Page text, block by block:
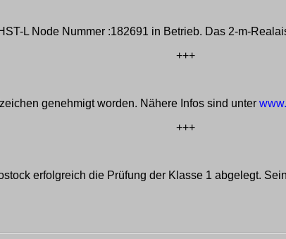
L Node Nummer :182691 in Betrieb. Das 2-m-
+++
genehmigt worden. Nähere Infos sind unter
+++
erfolgreich die Prüfung der Klasse 1 abgelegt.